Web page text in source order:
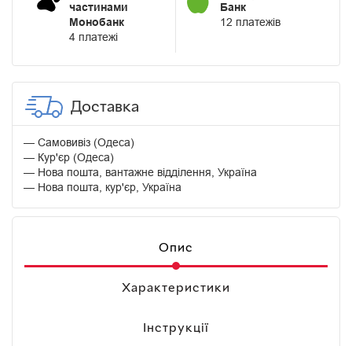
частинами
Монобанк
4 платежі
Банк
12 платежів
Доставка
Самовивіз (Одеса)
Кур'єр (Одеса)
Нова пошта, вантажне відділення, Україна
Нова пошта, кур'єр, Україна
Опис
Характеристики
Інструкції